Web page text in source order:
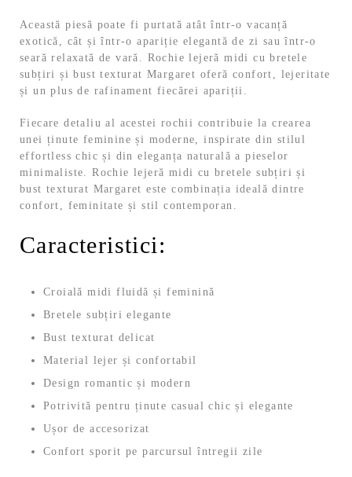
Această piesă poate fi purtată atât într-o vacanță
exotică, cât și într-o apariție elegantă de zi sau într-o
seară relaxată de vară. Rochie lejeră midi cu bretele
subțiri și bust texturat Margaret oferă confort, lejeritate
și un plus de rafinament fiecărei apariții.
Fiecare detaliu al acestei rochii contribuie la crearea
unei ținute feminine și moderne, inspirate din stilul
effortless chic și din eleganța naturală a pieselor
minimaliste. Rochie lejeră midi cu bretele subțiri și
bust texturat Margaret este combinația ideală dintre
confort, feminitate și stil contemporan.
Caracteristici:
Croială midi fluidă și feminină
Bretele subțiri elegante
Bust texturat delicat
Material lejer și confortabil
Design romantic și modern
Potrivită pentru ținute casual chic și elegante
Ușor de accesorizat
Confort sporit pe parcursul întregii zile